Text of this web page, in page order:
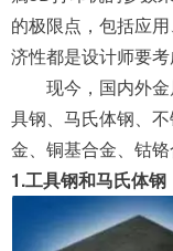
的极限点，包括应
济性都是设计师要考
现今，国内外金
具钢、马氏体钢、
金、铜基合金、钴铬
1.工具钢和马氏体钢